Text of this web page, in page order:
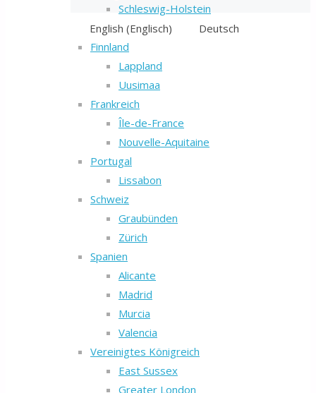
Schleswig-Holstein
Thüringen
Finnland
Lappland
Uusimaa
Frankreich
Île-de-France
Nouvelle-Aquitaine
Portugal
Lissabon
Schweiz
Graubünden
Zürich
Spanien
Alicante
Madrid
Murcia
Valencia
Vereinigtes Königreich
East Sussex
Greater London
English (Englisch) Deutsch